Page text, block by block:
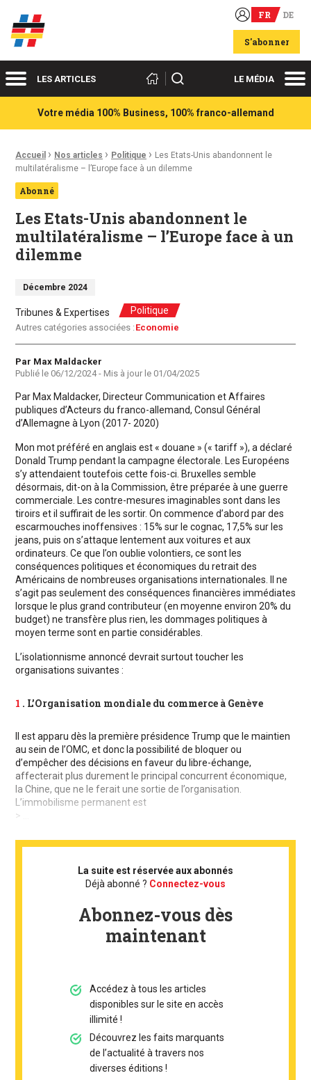
Acteurs du franco-allemand FR DE
S'abonner
MenuLES ARTICLES Rechercher LE MÉDIA
Votre média 100% Business, 100% franco-allemand
Fil d'Ariane :
Accueil › Nos articles › Politique › Les Etats-Unis abandonnent le
multilatéralisme – l’Europe face à un dilemme
Abonné
Les Etats-Unis abandonnent le
multilatéralisme – l’Europe face à un
dilemme
Décembre 2024
Tribunes & Expertises Politique
Autres catégories associées : Economie
Auteur
Par Max Maldacker
Publié le 06/12/2024- Mis à jour le 01/04/2025
Par Max Maldacker, Directeur Communication et Affaires
publiques d’Acteurs du franco-allemand, Consul Général
d’Allemagne à Lyon (2017- 2020)
Mon mot préféré en anglais est « douane » (« tariff »), a déclaré
Donald Trump pendant la campagne électorale. Les Européens
s’y attendaient toutefois cette fois-ci. Bruxelles semble
désormais, dit-on à la Commission, être préparée à une guerre
commerciale. Les contre-mesures imaginables sont dans les
tiroirs et il suffirait de les sortir. On commence d’abord par des
escarmouches inoffensives : 15% sur le cognac, 17,5% sur les
jeans, puis on s’attaque lentement aux voitures et aux
ordinateurs. Ce que l’on oublie volontiers, ce sont les
conséquences politiques et économiques du retrait des
Américains de nombreuses organisations internationales. Il ne
s’agit pas seulement des conséquences financières immédiates
lorsque le plus grand contributeur (en moyenne environ 20% du
budget) ne transfère plus rien, les dommages politiques à
moyen terme sont en partie considérables.
L’isolationnisme annoncé devrait surtout toucher les
organisations suivantes :
1 . L’Organisation mondiale du commerce à Genève
Il est apparu dès la première présidence Trump que le maintien
au sein de l’OMC, et donc la possibilité de bloquer ou
d’empêcher des décisions en faveur du libre-échange,
affecterait plus durement le principal concurrent économique,
la Chine, que ne le ferait une sortie de l’organisation.
L’immobilisme permanent est
> ...
La suite est réservée aux abonnés
Déjà abonné ? Connectez-vous
Abonnez-vous dès
maintenant
Accédez à tous les articles
disponibles sur le site en accès
illimité !
Découvrez les faits marquants
de l’actualité à travers nos
diverses éditions !